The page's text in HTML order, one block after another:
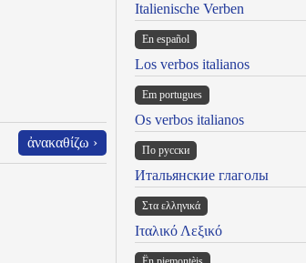
ἀνακαθίζω ›
Italienische Verben
En español
Los verbos italianos
Em portugues
Os verbos italianos
По русски
Итальянские глаголы
Στα ελληνικά
Ιταλικό Λεξικό